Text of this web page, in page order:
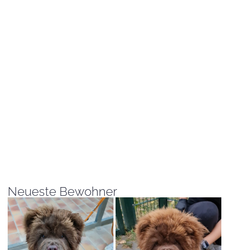
Neueste Bewohner